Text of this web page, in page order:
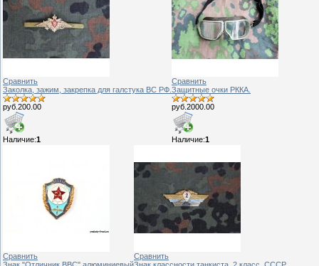
Сравнить
Заколка, зажим, закрепка для галстука ВС РФ.
руб.200.00
Наличие:1
Сравнить
Защитные очки РККА.
руб.2000.00
Наличие:1
Сравнить
Сравнить